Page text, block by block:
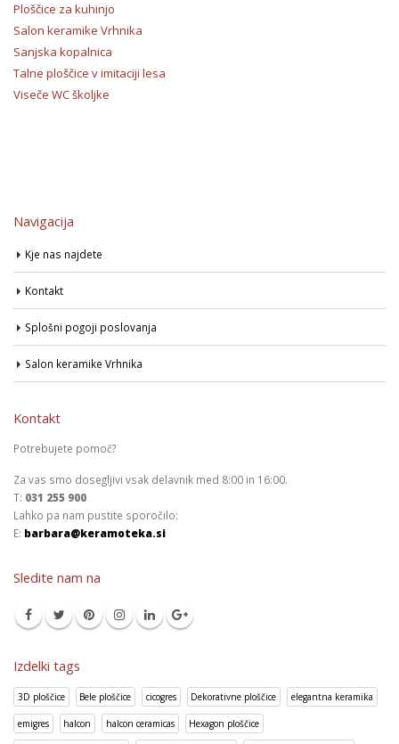
Ploščice za kuhinjo
Salon keramike Vrhnika
Sanjska kopalnica
Talne ploščice v imitaciji lesa
Viseče WC školjke
Navigacija
Kje nas najdete
Kontakt
Splošni pogoji poslovanja
Salon keramike Vrhnika
Kontakt
Potrebujete pomoč?
Za vas smo dosegljivi vsak delavnik med 8:00 in 16:00.
T: 031 255 900
Lahko pa nam pustite sporočilo:
E: barbara@keramoteka.si
Sledite nam na
Izdelki tags
3D ploščice Bele ploščice cicogres Dekorativne ploščice elegantna keramika
emigres halcon halcon ceramicas Hexagon ploščice